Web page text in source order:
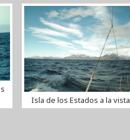
Isla de los Estados a la vista